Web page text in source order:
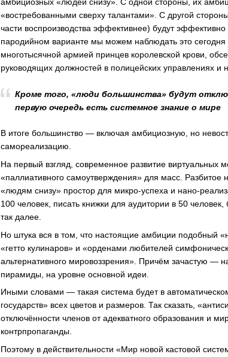
амбициозных «людей снизу». С одной стороны, их
«востребованными сверху талантами». С другой
части воспроизводства эффективнее) будут
пародийном варианте мы можем наблюдать это
многотысячной армией принцев королевской крови,
руководящих должностей в полицейских управлениях и
Кроме того, «люди большинства» будут
первую очередь есть системное знание о мире
В итоге большинство — включая амбициозную, но
самореализацию.
На первый взгляд, современное развитие виртуальных
«паллиативного самоутверждения» для масс.
«людям снизу» простор для микро-успеха и нано-
100 человек, писать книжки для аудитории в 50
так далее.
Но штука вся в том, что настоящие амбиции подобный
«гетто кулинаров» и «орденами любителей
альтернативного мировоззрения». Причём зачастую —
пирамиды, на уровне основной идеи.
Иными словами — такая система будет в
государств» всех цветов и размеров. Так сказать,
отключённости членов от адекватного образования и
контрпропаганды.
Поэтому в действительности «Мир новой кастовой